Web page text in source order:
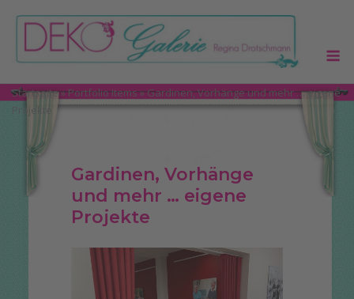
content
Startseite»Portfolio Items»Gardinen, Vorhänge und mehr … eigene
Projekte
Gardinen, Vorhänge
und mehr … eigene
Projekte